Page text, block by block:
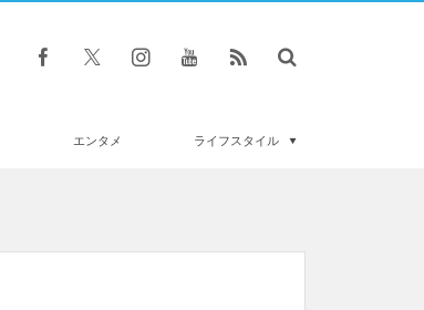
エンタメ ライフスタイル